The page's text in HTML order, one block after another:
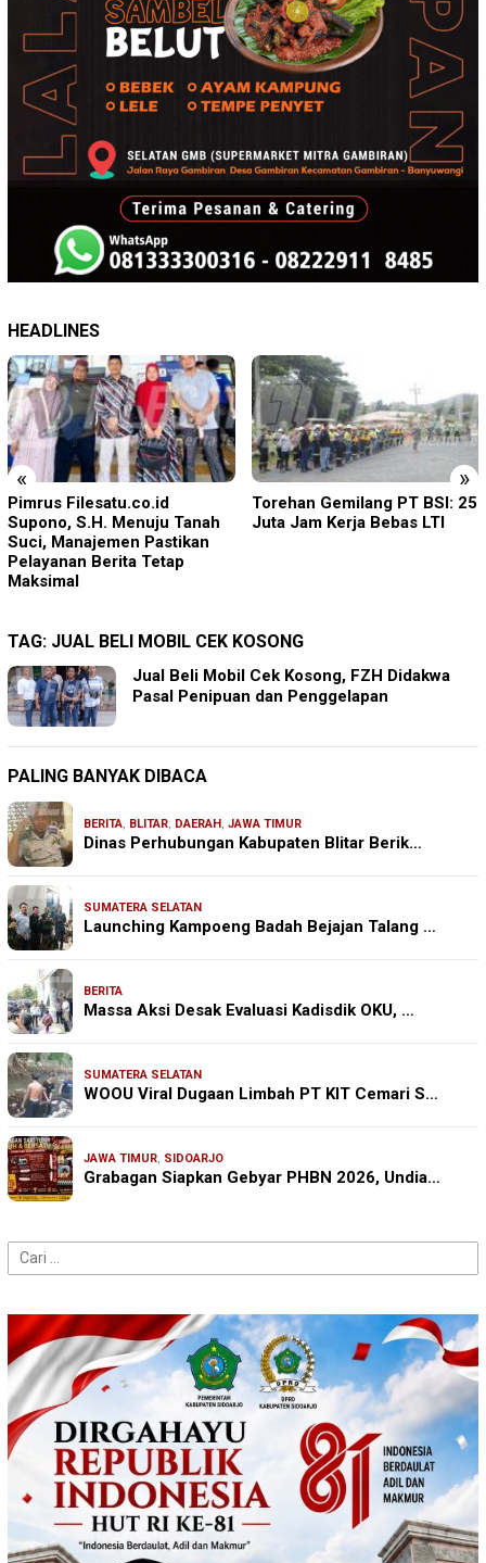
HEADLINES
« »
Torehan Gemilang PT BSI: 25
Juta Jam Kerja Bebas LTI
Rudenim Pusat Tanjung
Pinang Deportasi 25 Warga
TAG: JUAL BELI MOBIL CEK KOSONG
Jual Beli Mobil Cek Kosong, FZH Didakwa
Pasal Penipuan dan Penggelapan
PALING BANYAK DIBACA
BERITA, BLITAR, DAERAH , JAWA TIMUR
Dinas Perhubungan Kabupaten Blitar Berik…
SUMATERA SELATAN
Launching Kampoeng Badah Bejajan Talang …
BERITA
Massa Aksi Desak Evaluasi Kadisdik OKU, …
SUMATERA SELATAN
WOOU Viral Dugaan Limbah PT KIT Cemari S…
JAWA TIMUR, SIDOARJO
Grabagan Siapkan Gebyar PHBN 2026, Undia…
Cari
untuk: